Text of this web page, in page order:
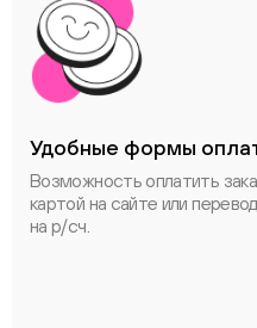
Удобные формы
Возможность оплатить
картой на сайте или
на р/сч.